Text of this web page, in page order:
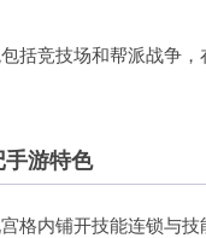
括竞技场和帮派战争
手游特色
格内铺开技能连锁与